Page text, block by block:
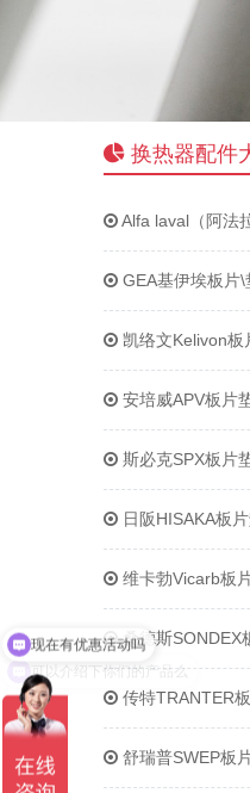
换热器配件
Alfa laval（阿法
GEA基伊埃板片\
凯络文Kelivon板
安培威APV板片
斯必克SPX板片
日阪HISAKA板
维卡勃Vicarb板
桑德斯SONDEX
传特TRANTER
舒瑞普SWEP板
可以介绍下你们的产品么
现在有优惠活动吗